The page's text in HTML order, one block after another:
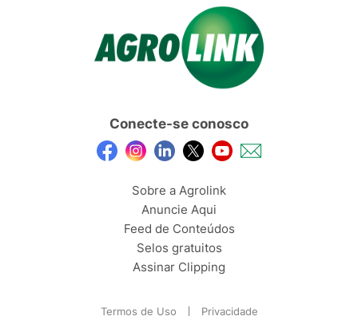
Conecte-se conosco
Sobre a Agrolink
Anuncie Aqui
Feed de Conteúdos
Selos gratuitos
Assinar Clipping
Termos de Uso Privacidade